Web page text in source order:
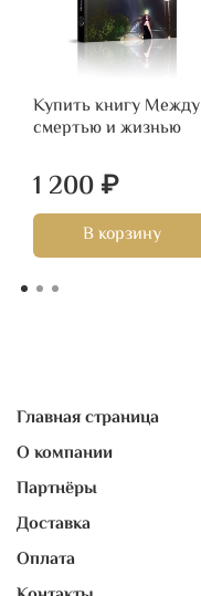
Купить книгу Между
смертью и жизнью
1 200 ₽
В корзину
Главная страница
О компании
Партнёры
Доставка
Оплата